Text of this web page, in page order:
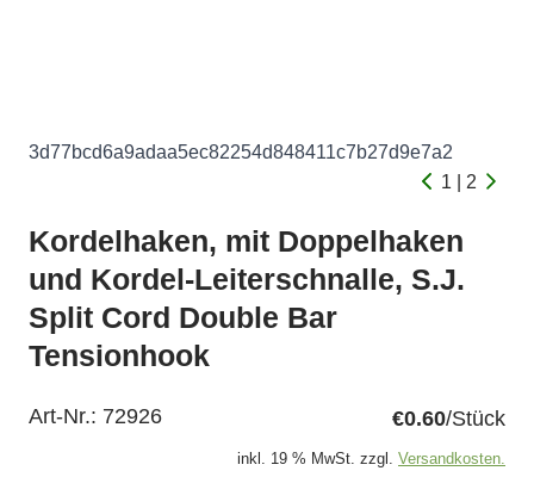
3d77bcd6a9adaa5ec82254d848411c7b27d9e7a2
1 | 2
Kordelhaken, mit Doppelhaken
und Kordel-Leiterschnalle, S.J.
Split Cord Double Bar
Tensionhook
Art-Nr.: 72926 €0.60/Stück
inkl. 19 % MwSt. zzgl. Versandkosten.